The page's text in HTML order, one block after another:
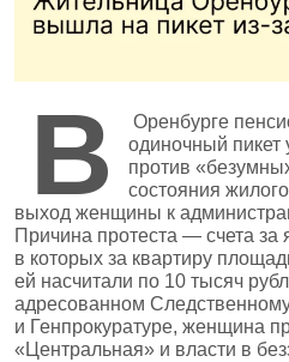
В
Оренбурге
одиночный пикет
против
состояния
выход женщины к
Причина протеста — счета за
в которых за квартиру
ей насчитали по 10 тысяч
адресованном
и Генпрокуратуре, женщина
«Центральная» и власти в